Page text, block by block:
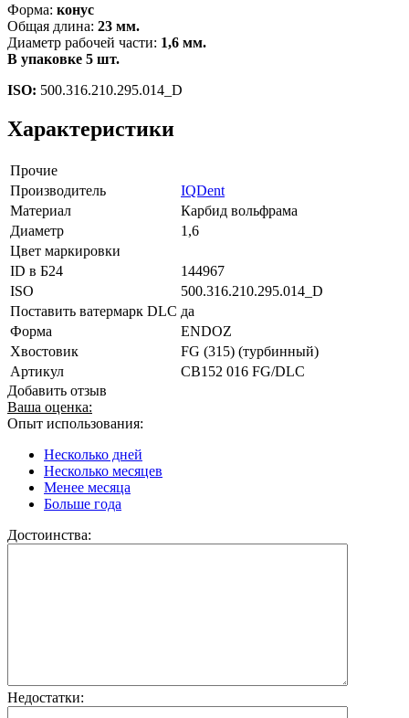
Форма: конус
Общая длина: 23 мм.
Диаметр рабочей части: 1,6 мм.
В упаковке 5 шт.
ISO: 500.316.210.295.014_D
Характеристики
Прочие
Производитель
IQDent
Материал
Карбид вольфрама
Диаметр
1,6
Цвет маркировки
ID в Б24
144967
ISO
500.316.210.295.014_D
Поставить ватермарк DLC да
Форма
ENDOZ
Хвостовик
FG (315) (турбинный)
Артикул
CB152 016 FG/DLC
Добавить отзыв
Ваша оценка:
Опыт использования:
Несколько дней
Несколько месяцев
Менее месяца
Больше года
Достоинства:
Недостатки: